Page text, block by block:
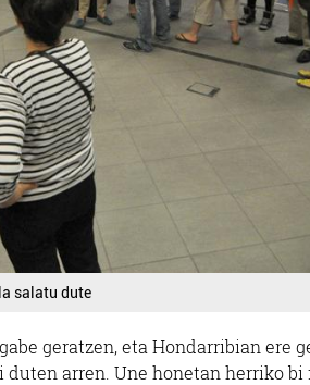
salatu dute
geratzen, eta Hondarribian ere
arren. Une honetan herriko